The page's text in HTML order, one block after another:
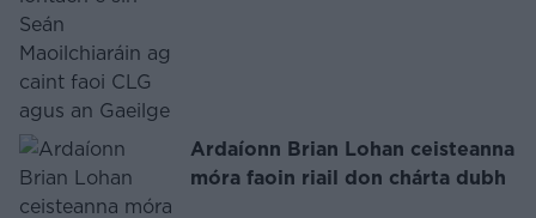
Ardaíonn Brian Lohan ceisteanna
móra faoin riail don chárta dubh